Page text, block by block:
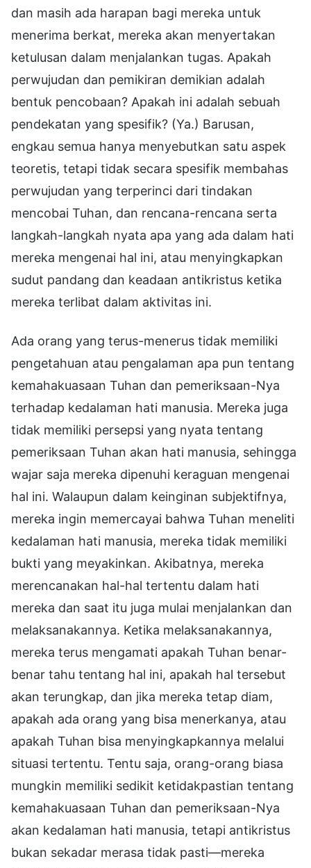
dan masih ada harapan bagi mereka untuk
menerima berkat, mereka akan menyertakan
ketulusan dalam menjalankan tugas. Apakah
perwujudan dan pemikiran demikian adalah
bentuk pencobaan? Apakah ini adalah sebuah
pendekatan yang spesifik? (Ya.) Barusan,
engkau semua hanya menyebutkan satu aspek
teoretis, tetapi tidak secara spesifik membahas
perwujudan yang terperinci dari tindakan
mencobai Tuhan, dan rencana-rencana serta
langkah-langkah nyata apa yang ada dalam hati
mereka mengenai hal ini, atau menyingkapkan
sudut pandang dan keadaan antikristus ketika
mereka terlibat dalam aktivitas ini.
Ada orang yang terus-menerus tidak memiliki
pengetahuan atau pengalaman apa pun tentang
kemahakuasaan Tuhan dan pemeriksaan-Nya
terhadap kedalaman hati manusia. Mereka juga
tidak memiliki persepsi yang nyata tentang
pemeriksaan Tuhan akan hati manusia, sehingga
wajar saja mereka dipenuhi keraguan mengenai
hal ini. Walaupun dalam keinginan subjektifnya,
mereka ingin memercayai bahwa Tuhan meneliti
kedalaman hati manusia, mereka tidak memiliki
bukti yang meyakinkan. Akibatnya, mereka
merencanakan hal-hal tertentu dalam hati
mereka dan saat itu juga mulai menjalankan dan
melaksanakannya. Ketika melaksanakannya,
mereka terus mengamati apakah Tuhan benar-
benar tahu tentang hal ini, apakah hal tersebut
akan terungkap, dan jika mereka tetap diam,
apakah ada orang yang bisa menerkanya, atau
apakah Tuhan bisa menyingkapkannya melalui
situasi tertentu. Tentu saja, orang-orang biasa
mungkin memiliki sedikit ketidakpastian tentang
kemahakuasaan Tuhan dan pemeriksaan-Nya
akan kedalaman hati manusia, tetapi antikristus
bukan sekadar merasa tidak pasti—mereka